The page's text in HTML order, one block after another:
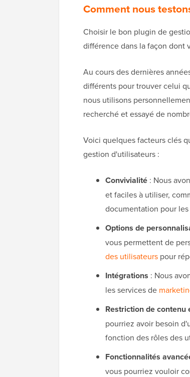
Comment nous
Choisir le bon plugin de
différence dans la façon dont
Au cours des dernières
différents pour trouver celui
nous utilisons
recherché et essayé de
Voici quelques facteurs clés
gestion d'utilisateurs :
Convivialité : Nous
et faciles à utiliser,
documentation pour
Options de
vous permettent de
des utilisateurs pour
Intégrations : Nous
les services de
Restriction de contenu
pourriez avoir besoin
fonction des rôles des
Fonctionnalités
vous pourriez vouloir